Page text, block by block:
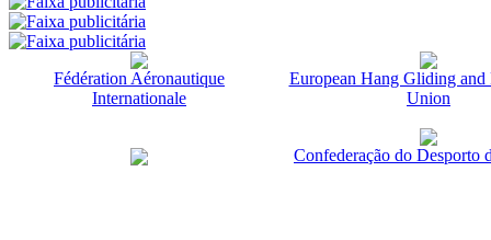
Fédération Aéronautique
Internationale
European Hang Gliding and
Union
Confederação do Desporto